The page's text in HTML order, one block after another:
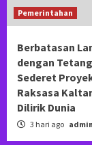
Pemerintahan
Berbatasan
dengan
Sederet
Raksasa
Dilirik Dunia
3 hari ago admin